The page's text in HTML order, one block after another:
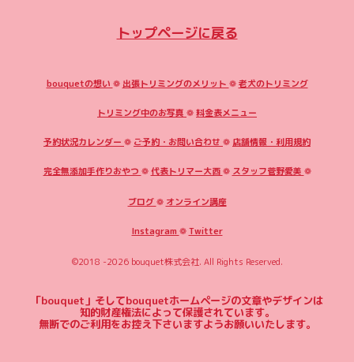
トップページに戻る
bouquetの想い ❁ 出張トリミングのメリット ❁老犬のトリミング
トリミング中のお写真 ❁料金表メニュー
予約状況カレンダー ❁ ご予約・お問い合わせ ❁ 店舗情報・利用規約
完全無添加手作りおやつ ❁代表トリマー大西❁ スタッフ菅野愛美 ❁
ブログ❁ オンライン講座
Instagram ❁Twitter
©2018 -2026 bouquet株式会社. All Rights Reserved.
「bouquet」そしてbouquetホームページの文章やデザインは
知的財産権法によって保護されています。
無断でのご利用をお控え下さいますようお願いいたします。